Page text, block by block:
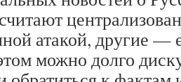
атакой, другие —
можно долго